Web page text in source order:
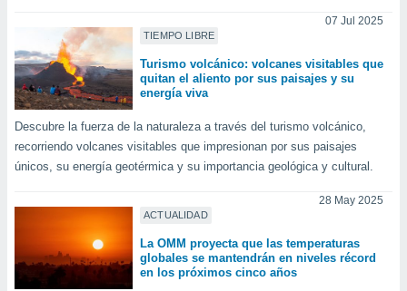
perfiles
TIEMPO LIBRE
07 Jul 2025
Turismo volcánico: volcanes visitables que
quitan el aliento por sus paisajes y su
energía viva
Descubre la fuerza de la naturaleza a través del turismo volcánico,
recorriendo volcanes visitables que impresionan por sus paisajes
únicos, su energía geotérmica y su importancia geológica y cultural.
ACTUALIDAD
28 May 2025
La OMM proyecta que las temperaturas
globales se mantendrán en niveles récord
en los próximos cinco años